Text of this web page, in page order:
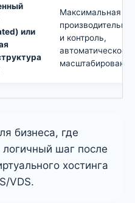
или
Максимальная
и контроль,
автоматическое
бизнеса, где
шаг после
хостинга
VDS.